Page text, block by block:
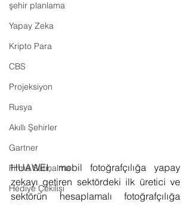
şehir planlama
Yapay Zeka
Kripto Para
CBS
Projeksiyon
Rusya
Akıllı Şehirler
Gartner
Firma Satınalma
Hediye Çekilişi
HUAWEI, mobil fotoğrafçılığa yapay
zekayı getiren sektördeki ilk üretici ve
sektörün hesaplamalı fotoğrafçılığa